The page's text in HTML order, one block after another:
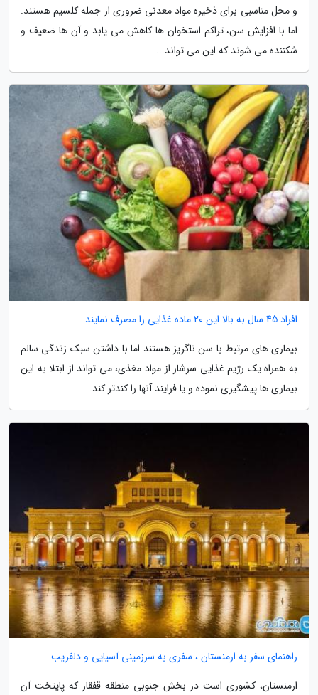
و محل مناسبی برای ذخیره مواد معدنی ضروری از جمله کلسیم هستند.
اما با افزایش سن، تراکم استخوان ها کاهش می یابد و آن ها ضعیف و
شکننده می شوند که این می تواند...
افراد 45 سال به بالا این 20 ماده غذایی را مصرف نمایند
بیماری های مرتبط با سن ناگریز هستند اما با داشتن سبک زندگی سالم
به همراه یک رژیم غذایی سرشار از مواد مغذی، می تواند از ابتلا به این
بیماری ها پیشگیری نموده و یا فرایند آنها را کندتر کند.
راهنمای سفر به ارمنستان ، سفری به سرزمینی آسیایی و دلفریب
ارمنستان، کشوری است در بخش جنوبی منطقه قفقاز که پایتخت آن